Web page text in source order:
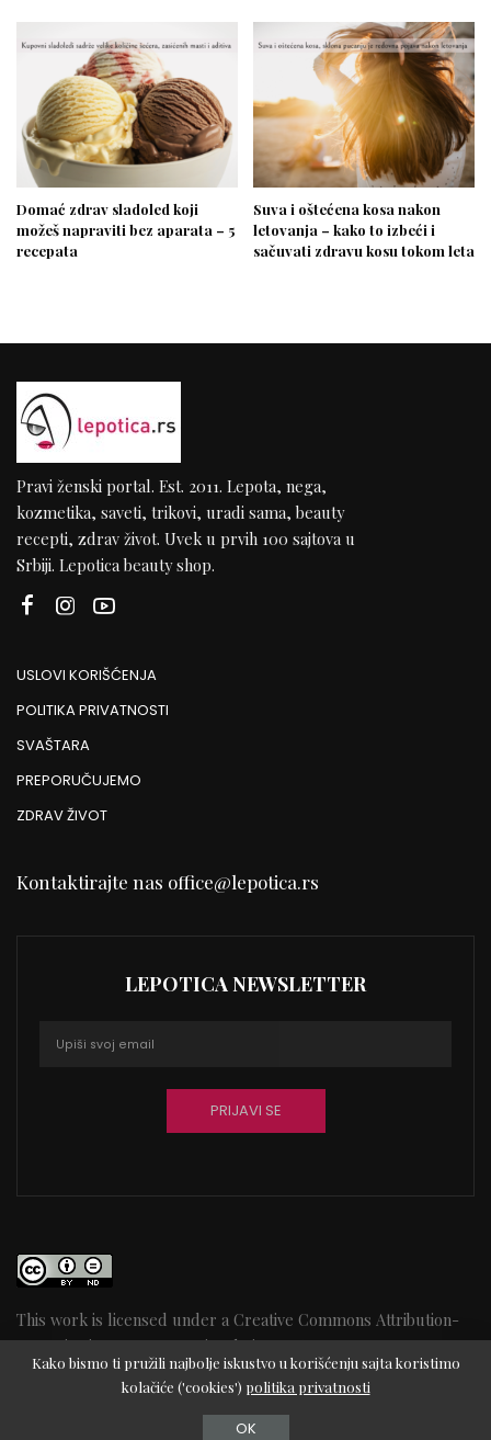
Domać zdrav sladoled koji
možeš napraviti bez aparata – 5
recepata
Suva i oštećena kosa nakon
letovanja – kako to izbeći i
sačuvati zdravu kosu tokom leta
Pravi ženski portal. Est. 2011. Lepota, nega,
kozmetika, saveti, trikovi, uradi sama, beauty
recepti, zdrav život. Uvek u prvih 100 sajtova u
Srbiji. Lepotica beauty shop.
USLOVI KORIŠĆENJA
POLITIKA PRIVATNOSTI
SVAŠTARA
PREPORUČUJEMO
ZDRAV ŽIVOT
Kontaktirajte nas office@lepotica.rs
LEPOTICA NEWSLETTER
This work is licensed under a Creative Commons Attribution-
NoDerivatives 4.0 International License64
© Copyright 2025 Lepotica.rs
Kako bismo ti pružili najbolje iskustvo u korišćenju sajta koristimo
kolačiće ('cookies') politika privatnosti
OK